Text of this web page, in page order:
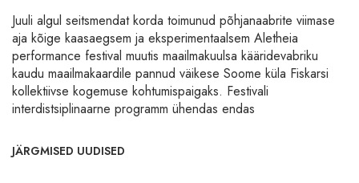
Juuli algul seitsmendat korda toimunud põhjanaabrite viimase
aja kõige kaasaegsem ja eksperimentaalsem Aletheia
performance festival muutis maailmakuulsa kääridevabriku
kaudu maailmakaardile pannud väikese Soome küla Fiskarsi
kollektiivse kogemuse kohtumispaigaks. Festivali
interdistsiplinaarne programm ühendas endas
JÄRGMISED UUDISED